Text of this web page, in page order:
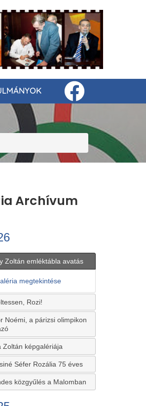
Archívum
Zoltán emléktábla avatás
megtekintése
Rozi!
Noémi, a párizsi olimpikon
Zoltán képgalériája
Séfer Rozália 75 éves
közgyűlés a Malomban